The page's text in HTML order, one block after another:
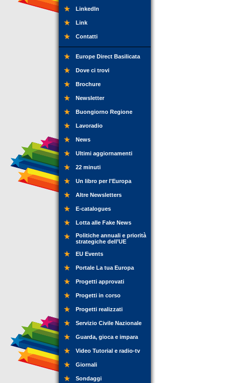
LinkedIn
Link
Contatti
Europe Direct Basilicata
Dove ci trovi
Brochure
Newsletter
Buongiorno Regione
Lavoradio
News
Ultimi aggiornamenti
22 minuti
Un libro per l'Europa
Altre Newsletters
E-catalogues
Lotta alle Fake News
Politiche annuali e priorità
strategiche dell’UE
EU Events
Portale La tua Europa
Progetti approvati
Progetti in corso
Progetti realizzati
Servizio Civile Nazionale
Guarda, gioca e impara
Video Tutorial e radio-tv
Giornali
Sondaggi